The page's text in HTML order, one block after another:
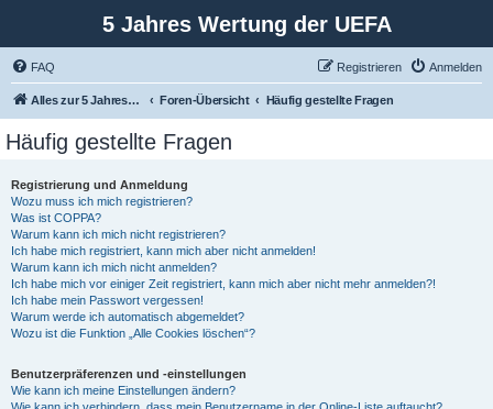
5 Jahres Wertung der UEFA
FAQ Anmelden
Registrieren
Alles zur 5 Jahreswertung / Tabelle der UEFA mit vielen Statistiken. Foren-Übersicht Häufig gestellte Fragen
Häufig gestellte Fragen
Registrierung und Anmeldung
Wozu muss ich mich registrieren?
Was ist COPPA?
Warum kann ich mich nicht registrieren?
Ich habe mich registriert, kann mich aber nicht anmelden!
Warum kann ich mich nicht anmelden?
Ich habe mich vor einiger Zeit registriert, kann mich aber nicht mehr anmelden?!
Ich habe mein Passwort vergessen!
Warum werde ich automatisch abgemeldet?
Wozu ist die Funktion „Alle Cookies löschen“?
Benutzerpräferenzen und -einstellungen
Wie kann ich meine Einstellungen ändern?